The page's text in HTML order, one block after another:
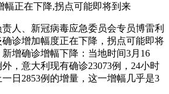
幅正在下降,拐点可能即将到来
人、新冠病毒应急委员会专员博雷利
诊增加幅度正在下降，拐点可能即将
增确诊增幅下降：当地时间3月16
，意大利现有确诊23073例，24小时
日2853例的增量，这一增幅几乎是3